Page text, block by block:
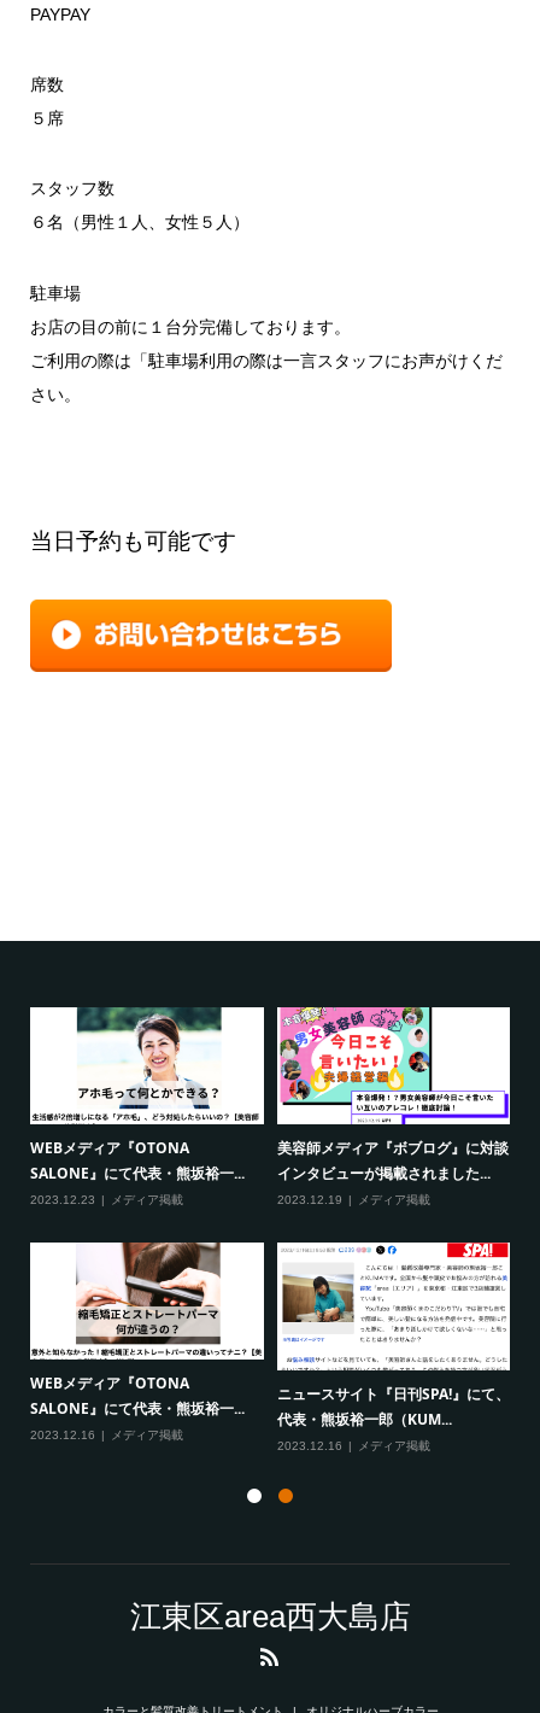
PAYPAY
席数
５席
スタッフ数
６名（男性１人、女性５人）
駐車場
お店の目の前に１台分完備しております。
ご利用の際は「駐車場利用の際は一言スタッフにお声がけくだ
さい。
当日予約も可能です
WEBメディア『OTONA
SALONE』にて代表・熊坂裕一...
2023.12.23 メディア掲載
美容師メディア『ボブログ』に対談
インタビューが掲載されました...
2023.12.19 メディア掲載
WEBメディア『OTONA
SALONE』にて代表・熊坂裕一...
2023.12.16 メディア掲載
ニュースサイト『日刊SPA!』にて、
代表・熊坂裕一郎（KUM...
2023.12.16 メディア掲載
江東区area西大島店